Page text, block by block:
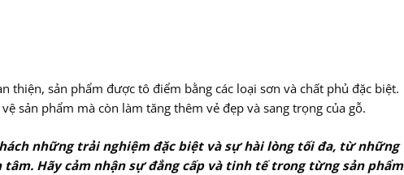
thiện, sản phẩm được tô điểm bằng các loại sơn và chất phủ đặc biệt.
sản phẩm mà còn làm tăng thêm vẻ đẹp và sang trọng của gỗ.
những trải nghiệm đặc biệt và sự hài lòng tối đa, từ những
Hãy cảm nhận sự đẳng cấp và tinh tế trong từng sản phẩm